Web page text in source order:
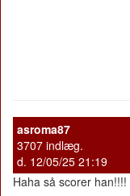
asroma87
3707 indlæg.
d. 12/05/25 21:19
Haha så scorer